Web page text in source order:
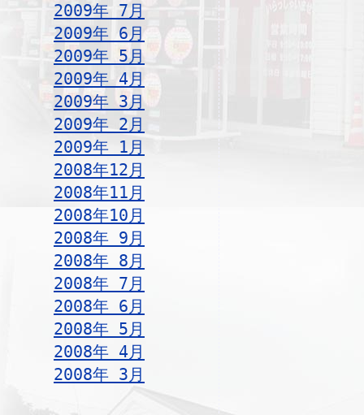
2009年 7月
2009年 6月
2009年 5月
2009年 4月
2009年 3月
2009年 2月
2009年 1月
2008年12月
2008年11月
2008年10月
2008年 9月
2008年 8月
2008年 7月
2008年 6月
2008年 5月
2008年 4月
2008年 3月